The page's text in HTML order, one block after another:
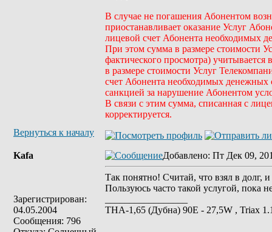
В случае не погашения Абонентом
приостанавливает оказание Услуг
лицевой счет Абонента необходимых
При этом сумма в размере стоимости
фактического просмотра)
в размере стоимости Услуг
счет Абонента необходимых денежных
санкцией за нарушение Абонентом
В связи с этим сумма, списанная с
корректируется.
Вернуться к началу
Kafa
Зарегистрирован:
04.05.2004
Сообщения: 796
Добавлено: Пт Дек 09,
Так понятно! Считай, что взял в долг,
Пользуюсь часто такой услугой, пока
ТНА-1,65 (Дубна) 90Е - 27,5W , Triax